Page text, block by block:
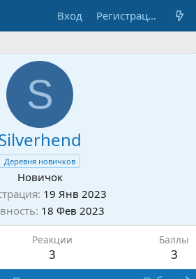
Вход Регистрация
S
Деревня новичков
Новичок
19 Янв 2023
18 Фев 2023
Реакции
3
Баллы
3